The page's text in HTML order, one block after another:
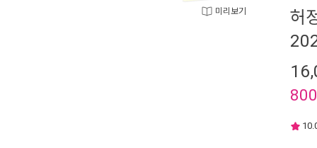
미리보기
허
800